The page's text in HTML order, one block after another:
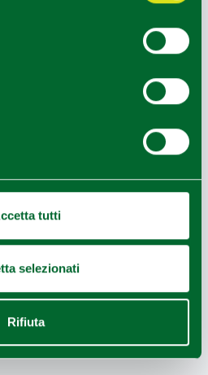
tutti
selezionati
Rifiuta
Agricola